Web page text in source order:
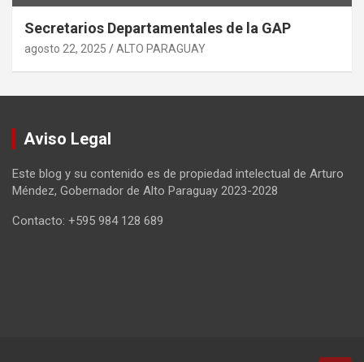
Secretarios Departamentales de la GAP
agosto 22, 2025 ALTO PARAGUAY
Aviso Legal
Este blog y su contenido es de propiedad intelectual de Arturo
Méndez, Gobernador de Alto Paraguay 2023-2028
Contacto: +595 984 128 689